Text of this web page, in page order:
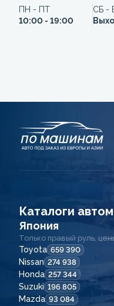
ПН - ПТ
10:00 - 19:00
СБ -
Каталоги
Япония
Только правый руль,
Toyota 659 390
Nissan 274 938
Honda 257 344
Suzuki 196 805
Mazda 93 084